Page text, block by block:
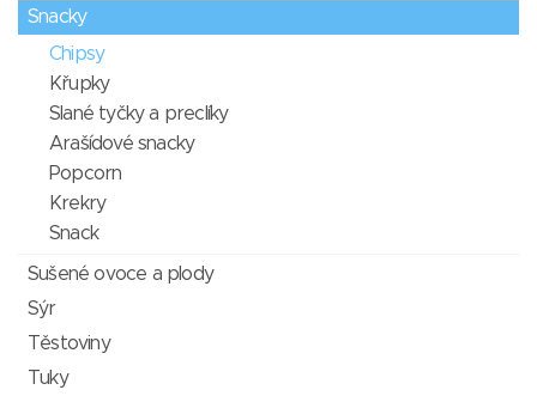
Snacky
Chipsy
Křupky
Slané tyčky a preclíky
Arašídové snacky
Popcorn
Krekry
Snack
Sušené ovoce a plody
Sýr
Těstoviny
Tuky